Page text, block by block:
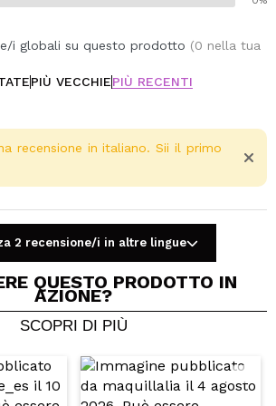
i globali su questo prodotto (0 nella tua
PIÙ VECCHIEPIÙ RECENTI
un video o una foto
essere il primo. Immaginalo...
recensione in italiano. Sii il primo
2 recensione/i in altre lingue
QUESTO PRODOTTO IN
AZIONE?
SCOPRI DI PIÙ